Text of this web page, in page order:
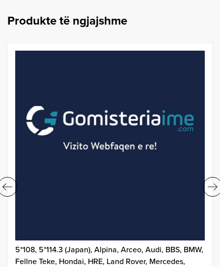
S
A
I
E
Produkte të ngjajshme
5*108, 5*114.3 (Japan), Alpina, Arceo, Audi, BBS, BMW,
Fellne Teke, Hondai, HRE, Land Rover, Mercedes,